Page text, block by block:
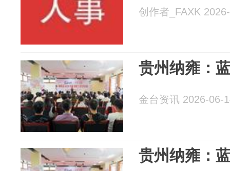
创作者_FAXK
贵州纳雍：
金台资讯 2026-06-
贵州纳雍：